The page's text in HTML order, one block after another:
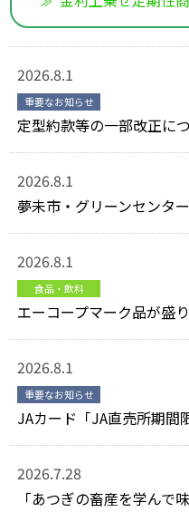
2026.8.1
重要なお知らせ
定型約款等の一部改正に
2026.8.1
夢未市・グリーンセンタ
2026.8.1
食品・飲料
エーコープマーク品が盛
2026.8.1
重要なお知らせ
JAカード「JA直売所期間
2026.7.28
「あつぎの畜産を学んで